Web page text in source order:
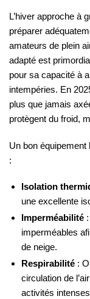
L’hiver approche à
préparer
amateurs de plein
adapté est
pour sa capacité à
intempéries. En
plus que jamais
protègent du froid,
Un bon
:
Isolation
une excellente
Imperméabilité
imperméables
de neige.
Respirabilité :
circulation de
activités